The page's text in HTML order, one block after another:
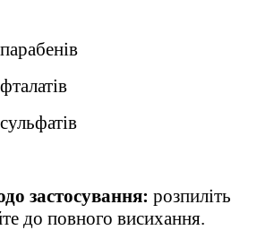
застосування: розпиліть
до повного висихання.